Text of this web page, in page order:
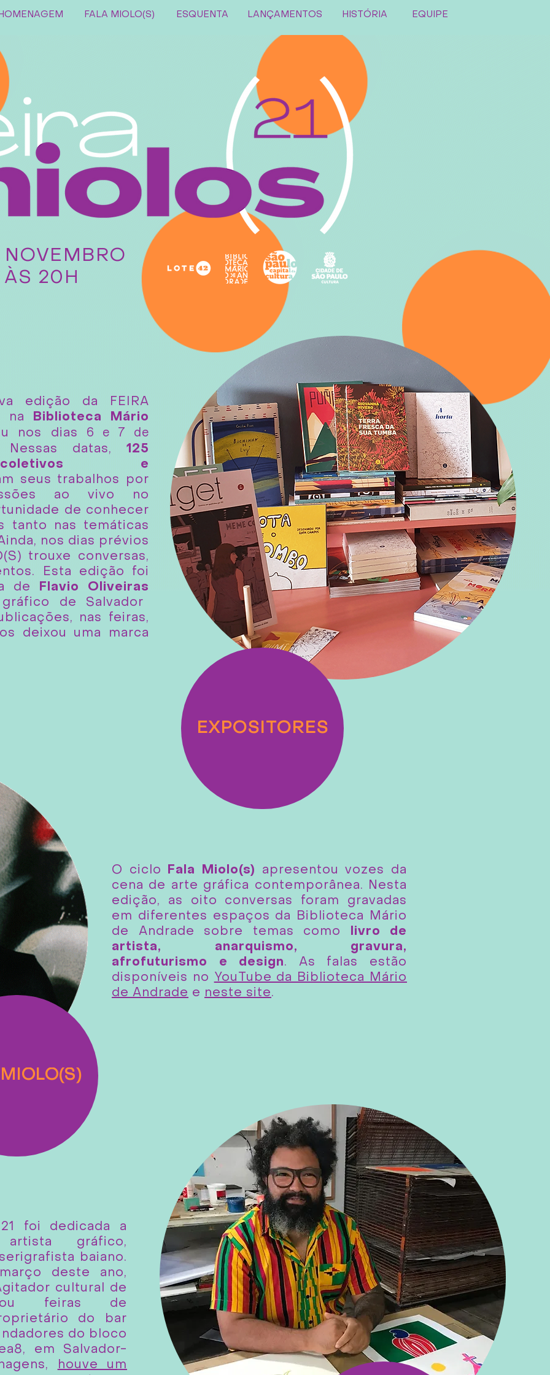
FALA MIOLO(S) ESQUENTA LANÇAMENTOS HISTÓRIA EQUIPE
ÀS 20H
edição da FEIRA
na Biblioteca Mário
nos dias 6 e 7 de
Nessas datas, 125
e
seus trabalhos por
ao vivo no
de conhecer
tanto nas temáticas
nos dias prévios
trouxe conversas,
Esta edição foi
de Flavio Oliveiras
de Salvador
nas feiras,
deixou uma marca
foi dedicada a
gráfico,
baiano.
deste ano,
cultural de
feiras de
do bar
do bloco
em Salvador-
houve um
O ciclo Fala Miolo(s)
apresentou vozes da
cena de arte gráfica contemporânea. Nesta
edição, as oito conversas foram gravadas
em diferentes espaços da Biblioteca Mário
de Andrade sobre temas como livro de
artista, anarquismo, gravura,
afrofuturismo e design. As falas estão
disponíveis no YouTube da Biblioteca Mário
de Andrade e neste site.
EXPOSITORES